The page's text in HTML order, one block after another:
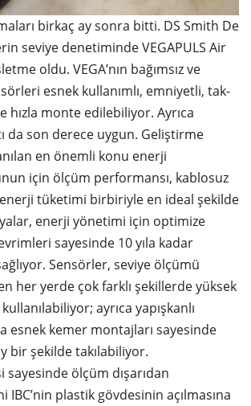
birkaç ay sonra bitti. DS Smith De
seviye denetiminde VEGAPULS Air
oldu. VEGA’nın bağımsız ve
esnek kullanımlı, emniyetli, tak-
hızla monte edilebiliyor. Ayrıca
da son derece uygun. Geliştirme
en önemli konu enerji
için ölçüm performansı, kablosuz
enerji tüketimi birbiriyle en ideal şekilde
enerji yönetimi için optimize
sayesinde 10 yıla kadar
Sensörler, seviye ölçümü
her yerde çok farklı şekillerde yüksek
ayrıca yapışkanlı
esnek kemer montajları sayesinde
bir şekilde takılabiliyor.
ölçüm dışarıdan
IBC’nin plastik gövdesinin açılmasına